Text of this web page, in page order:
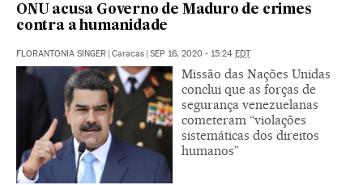
ONU acusa Governo de Maduro de crimes
contra a humanidade
FLORANTONIA SINGER | Caracas | SEP 16, 2020 - 15:24 EDT
Missão das Nações Unidas
conclui que as forças de
segurança venezuelanas
cometeram “violações
sistemáticas dos direitos
humanos”